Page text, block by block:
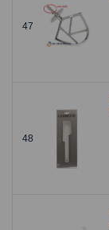
47
48